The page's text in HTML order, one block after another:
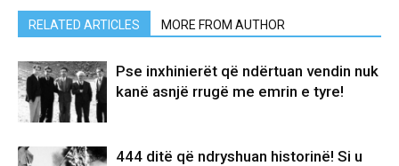
RELATED ARTICLES MORE FROM AUTHOR
Pse inxhinierët që ndërtuan vendin nuk
kanë asnjë rrugë me emrin e tyre!
444 ditë që ndryshuan historinë! Si u